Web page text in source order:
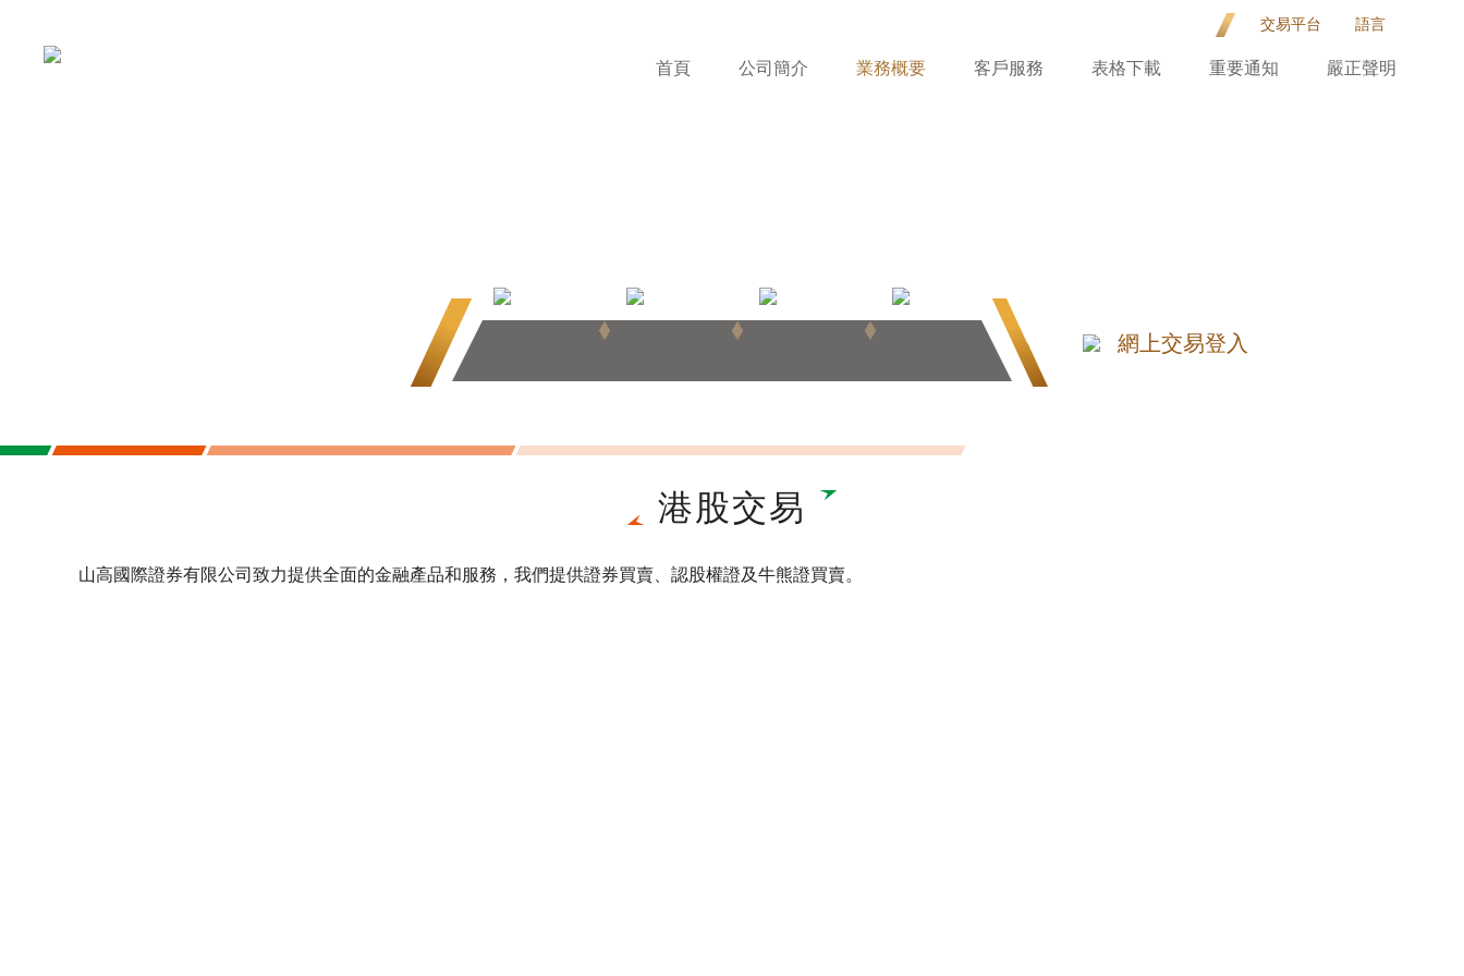
交易平台 語言
首頁 公司簡介 業務概要 客戶服務 表格下載 重要通知 嚴正聲明
網上交易登入
港股交易
山高國際證券有限公司致力提供全面的金融產品和服務，我們提供證券買賣、認股權證及牛熊證買賣。